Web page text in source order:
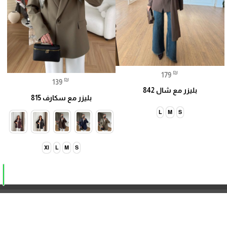
179 ₪
بليزر مع شال 842
S
M
L
139 ₪
بليزر مع سكارف 815
S
M
L
Xl